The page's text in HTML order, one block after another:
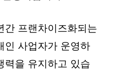
간 프랜차이즈화되는
인 사업자가 운영하
력을 유지하고 있습